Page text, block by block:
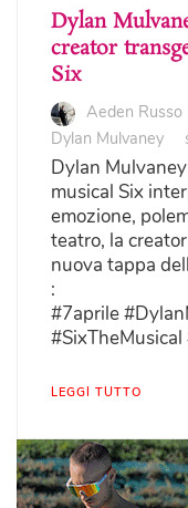
Dylan
creator
Six
Aeden Russo
Dylan Mulvaney
Dylan
musical Six
emozione,
teatro, la
nuova tappa
:
#7aprile
LEGGI TUTTO